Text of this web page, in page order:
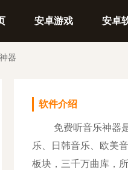
安卓游戏 安卓
器
软件介绍
免费听音乐神器
乐、日韩音乐、欧美
板块，三千万曲库，